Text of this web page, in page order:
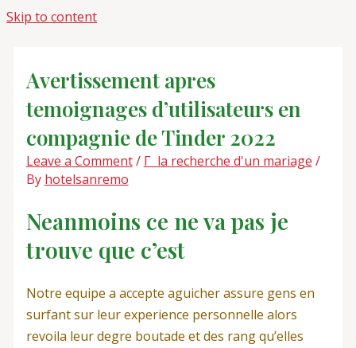
Skip to content
Avertissement apres
temoignages d’utilisateurs en
compagnie de Tinder 2022
Leave a Comment/ Г la recherche d'un mariage /
By hotelsanremo
Neanmoins ce ne va pas je
trouve que c’est
Notre equipe a accepte aguicher assure gens en
surfant sur leur experience personnelle alors
revoila leur degre boutade et des rang qu’elles